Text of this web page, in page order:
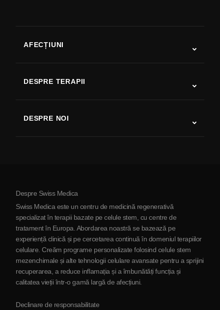
AFECȚIUNI
Boala Parkinson
Artrită
DESPRE TERAPII
DESPRE NOI
Despre Serbia
Parteneriat
Contactaţi-ne
Despre Swiss Medica
Swiss Medica este un centru de medicină regenerativă
specializat în terapii bazate pe celule stem, cu centre de
tratament în Europa. Abordarea noastră se bazează pe
experiență clinică și pe cercetarea continuă în domeniul terapiilor
celulare. Creăm programe personalizate folosind celule stem
mezenchimale și alte tehnologii celulare avansate pentru a sprijini
recuperarea, a reduce inflamația și a îmbunătăți funcția și
calitatea vieții într-o gamă largă de afecțiuni.
Declinare de responsabilitate